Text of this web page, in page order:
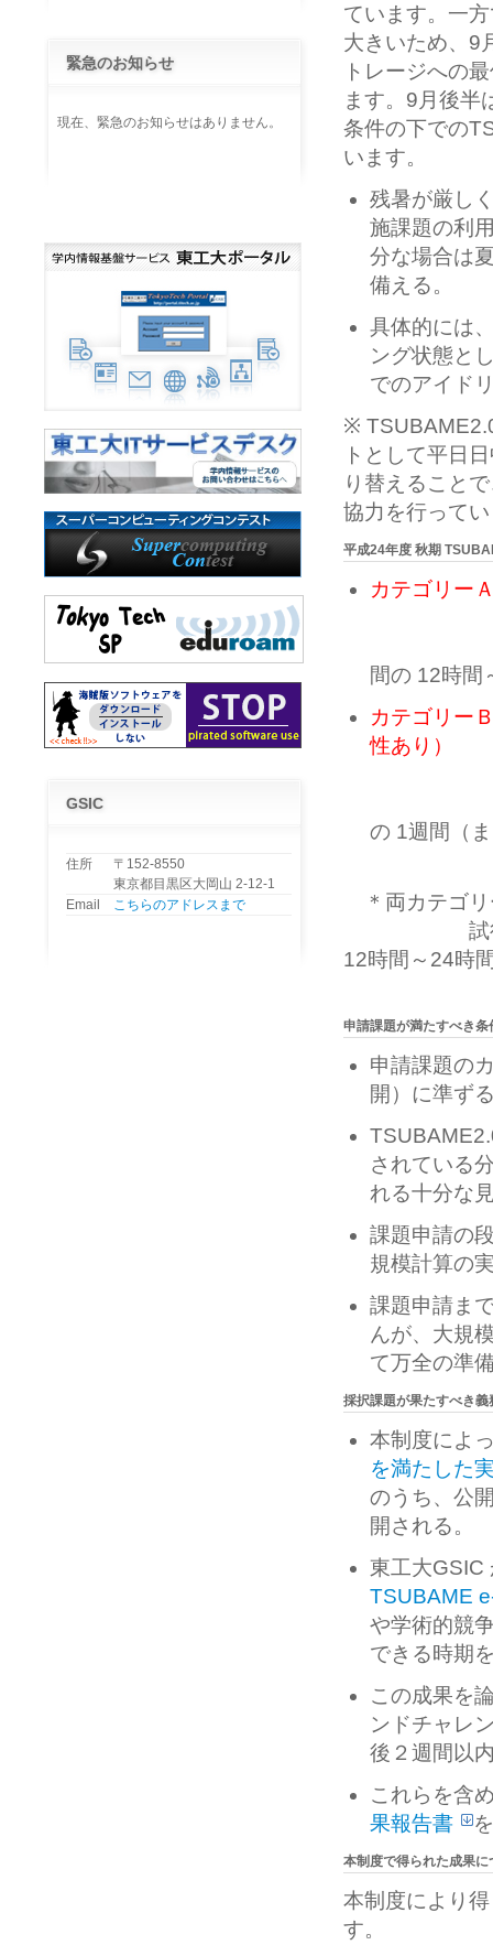
緊急のお知らせ
現在、緊急のお知らせはありません。
GSIC
住所
〒152-8550
東京都目黒区大岡山 2-12-1
Email
こちらのアドレスまで
ています。一
大きいため、9
トレージへの
ます。9月後半
条件の下での
います。
残暑が厳し
施課題の利
分な場合は
備える。
具体的には
ング状態と
でのアイド
※
トとして平日
り替えること
協力を行って
平成24年度 秋期
カテゴリー
間の 12時間
カテゴリー
性あり）
の 1週間（
＊両カテゴリ
試行機会：
12時間～24時
申請課題が満たすべき条
申請課題の
開）に準ず
されている
れる十分な
課題申請の
規模計算の
課題申請ま
んが、大規
て万全の準
採択課題が果たすべき義
本制度によ
を満たした
のうち、公
開される。
東工大GSIC
TSUBAME
や学術的競
できる時期
この成果を
ンドチャレ
後２週間以
これらを含
果報告書
本制度で得られた成果に
本制度により
す。